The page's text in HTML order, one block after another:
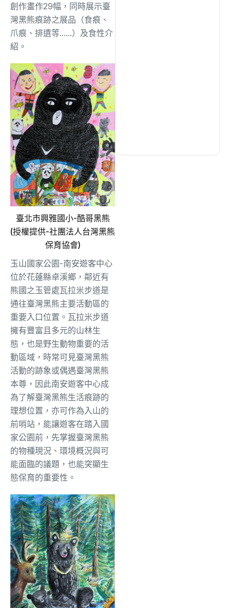
創作畫作29幅，同時展示臺
灣黑熊痕跡之展品（食痕、
爪痕、排遺等……）及食性介
紹。
臺北市興雅國小-酷哥黑熊
(授權提供-社團法人台灣黑熊
保育協會)
玉山國家公園-南安遊客中心
位於花蓮縣卓溪鄉，鄰近有
熊國之玉管處瓦拉米步道是
通往臺灣黑熊主要活動區的
重要入口位置。瓦拉米步道
擁有豐富且多元的山林生
態，也是野生動物重要的活
動區域，時常可見臺灣黑熊
活動的跡象或偶遇臺灣黑熊
本尊，因此南安遊客中心成
為了解臺灣黑熊生活痕跡的
理想位置，亦可作為入山的
前哨站，能讓遊客在踏入國
家公園前，先掌握臺灣黑熊
的物種現況、環境概況與可
能面臨的議題，也能突顯生
態保育的重要性。